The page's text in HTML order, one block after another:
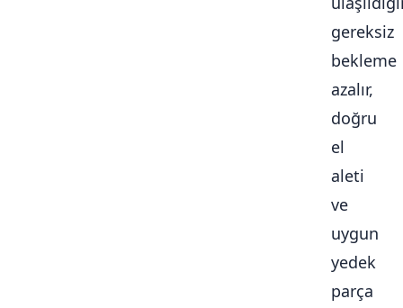
gereksiz
bekleme
azalır,
doğru
el
aleti
ve
uygun
yedek
parça